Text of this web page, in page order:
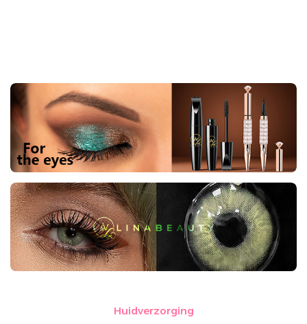
Huidverzorging